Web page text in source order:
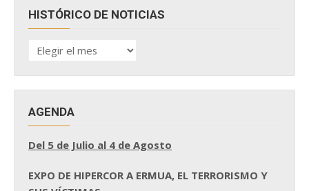
HISTÓRICO DE NOTICIAS
HISTÓRICO
DE
AGENDA
Del 5 de Julio al 4 de Agosto
EXPO DE HIPERCOR A ERMUA, EL TERRORISMO Y